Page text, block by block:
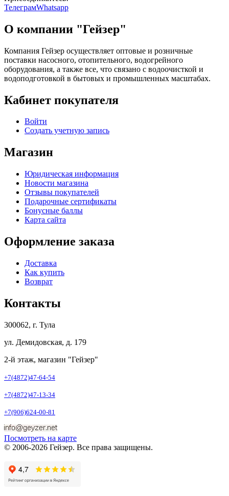
ТелеграмWhatsapp
О компании "Гейзер"
Компания Гейзер осуществляет оптовые и розничные
поставки насосного, отопительного, водогрейного
оборудования, а также все, что связано с водоочисткой и
водоподготовкой в бытовых и промышленных масштабах.
Кабинет покупателя
Войти
Создать учетную запись
Магазин
Юридическая информация
Новости магазина
Отзывы покупателей
Подарочные сертификаты
Бонусные баллы
Карта сайта
Оформление заказа
Доставка
Как купить
Возврат
Контакты
300062, г. Тула
ул. Демидовская, д. 179
2-й этаж, магазин "Гейзер"
+7(4872)47-64-54
+7(4872)47-13-34
+7(906)624-00-81
Посмотреть на карте
© 2006-2026 Гейзер. Все права защищены.